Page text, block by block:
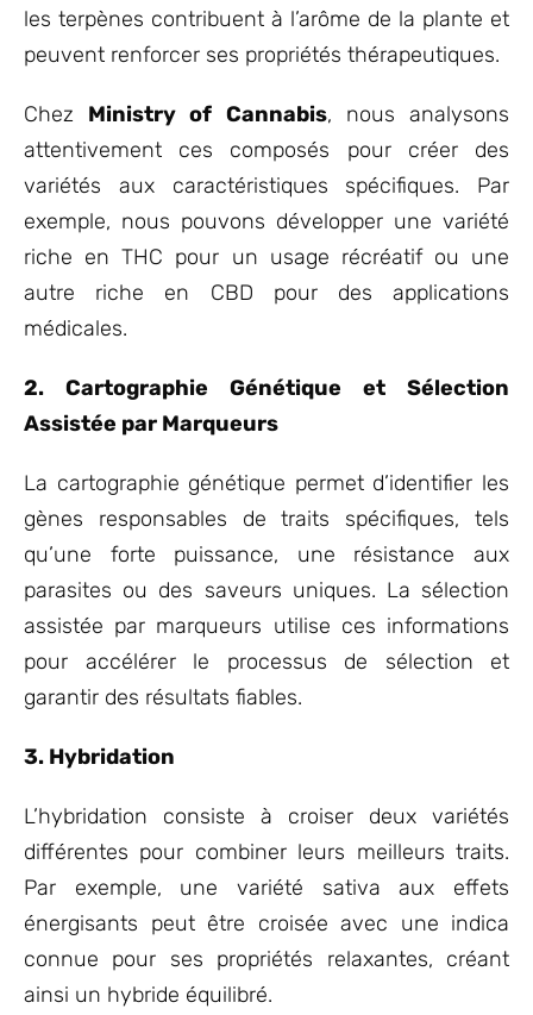
les terpènes contribuent à l’arôme de la plante et
peuvent renforcer ses propriétés thérapeutiques.
Chez Ministry of Cannabis, nous analysons
attentivement ces composés pour créer des
variétés aux caractéristiques spécifiques. Par
exemple, nous pouvons développer une variété
riche en THC pour un usage récréatif ou une
autre riche en CBD pour des applications
médicales.
2. Cartographie Génétique et Sélection
Assistée par Marqueurs
La cartographie génétique permet d’identifier les
gènes responsables de traits spécifiques, tels
qu’une forte puissance, une résistance aux
parasites ou des saveurs uniques. La sélection
assistée par marqueurs utilise ces informations
pour accélérer le processus de sélection et
garantir des résultats fiables.
3. Hybridation
L’hybridation consiste à croiser deux variétés
différentes pour combiner leurs meilleurs traits.
Par exemple, une variété sativa aux effets
énergisants peut être croisée avec une indica
connue pour ses propriétés relaxantes, créant
ainsi un hybride équilibré.